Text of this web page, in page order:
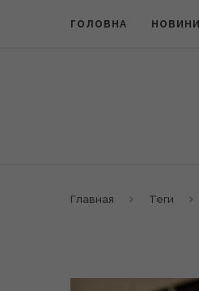
ГОЛОВНА НОВИНИ
Главная Теги